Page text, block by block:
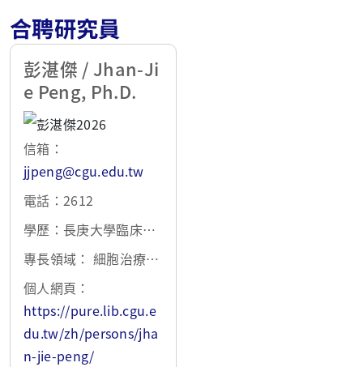
合聘研究員
彭湛傑 / Jhan-Ji
e Peng, Ph.D.
信箱：
jjpeng@cgu.edu.tw
電話：2612
學歷：長庚大學臨床醫
學研究所博士
專長領域： 細胞治療
免疫治療
個人網頁：
https://pure.lib.cgu.e
du.tw/zh/persons/jha
n-jie-peng/